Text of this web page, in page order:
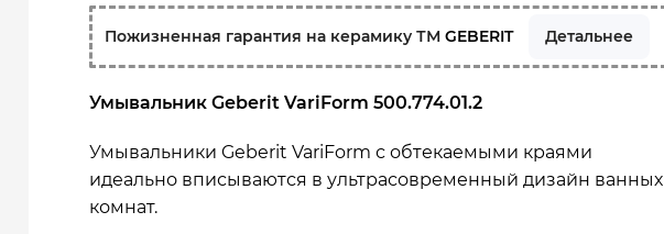
Пожизненная гарантия на керамику ТМGEBERIT Детальнее
Умывальник Geberit VariForm 500.774.01.2
Умывальники Geberit VariForm с обтекаемыми краями
идеально вписываются в ультрасовременный дизайн ванных
комнат.